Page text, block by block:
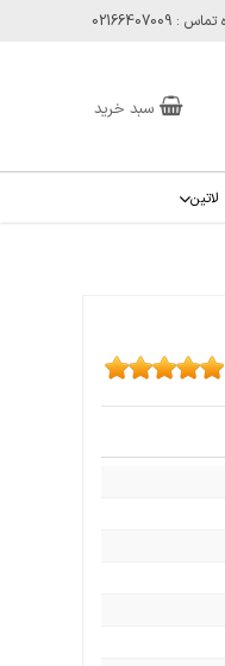
: 02166407009
سبد خرید
لاتین